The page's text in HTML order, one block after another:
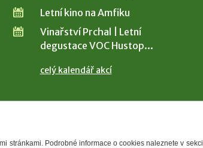
Letní kino na Amfiku
Vinařství Prchal | Letní
degustace VOC Hustop...
celý kalendář akcí
stránkami. Podrobné informace o cookies naleznete v sekci